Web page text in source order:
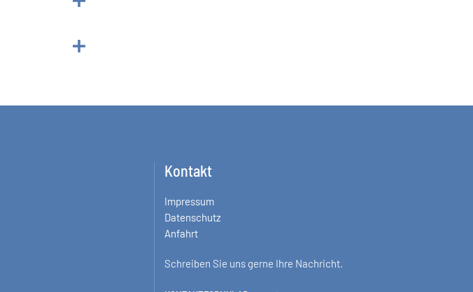
Kontakt
Impressum
Datenschutz
Anfahrt
Schreiben Sie uns gerne Ihre Nachricht.